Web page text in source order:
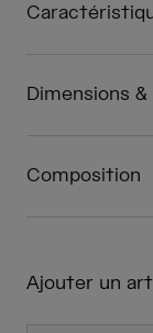
Dimensions &
Composition
Ajouter un